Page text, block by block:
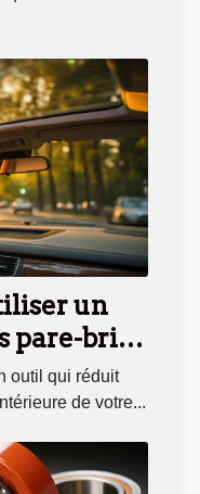
un
pare-brise
outil qui réduit
de votre...